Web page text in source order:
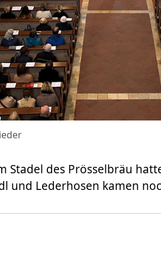
Stadel des Prösselbräu
und Lederhosen kamen